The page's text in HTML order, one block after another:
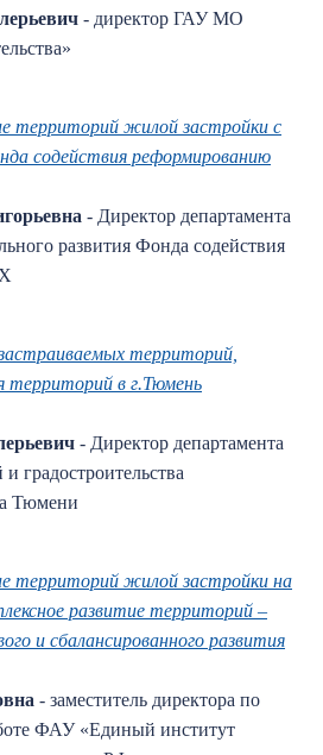
- директор ГАУ МО
территорий жилой застройки с
содействия реформированию
- Директор департамента
развития Фонда содействия
территорий,
территорий в г.Тюмень
- Директор департамента
градостроительства
Тюмени
территорий жилой застройки на
развитие территорий –
и сбалансированного развития
- заместитель директора по
ФАУ «Единый институт